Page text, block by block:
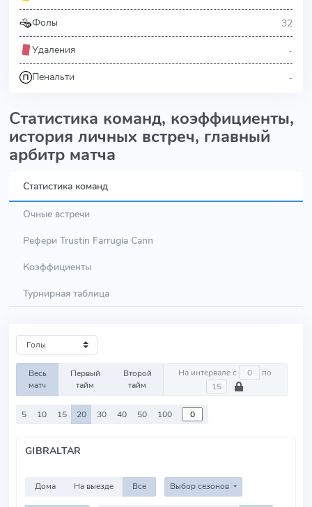
Фолы 32
Удаления -
Пенальти -
Статистика команд, коэффициенты,
история личных встреч, главный
арбитр матча
Статистика команд
Очные встречи
Рефери Trustin Farrugia Cann
Коэффициенты
Турнирная таблица
Весь
матч
Первый
тайм
Второй
тайм
На интервале с по
5 10 15 20 30 40 50 100
GIBRALTAR
Дома На выезде Все Выбор сезонов